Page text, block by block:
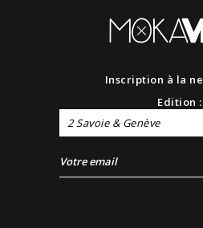
Inscription à la
Edition :
2 Savoie & Genève